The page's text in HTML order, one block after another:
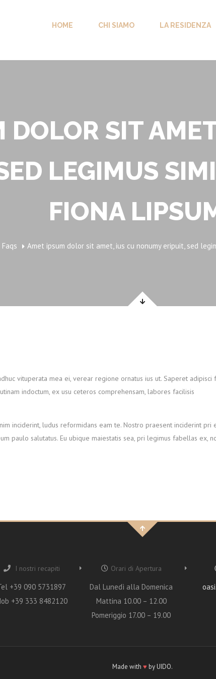
HOME CHI SIAMO LA RESIDENZA
DOLOR SIT
LEGIMUS
FIONA
Faqs Amet ipsum dolor sit amet, ius cu nonumy eripuit, sed
vituperata mea ei, verear regione ornatus ius ut. Saperet
indoctum, ex usu ceteros comprehensam, labores facilisis
inciderint, ludus reformidans eam te. Nostro praesent inciderint pri
paulo salutatus. Eu ubique maiestatis sea, pri legimus fabellas ex,
I nostri recapiti
+39 090 5731897
+39 333 8482120
Orari di Apertura
Dal Lunedì alla Domenica
Mattina 10.00 – 12.00
Pomeriggio 17.00 – 19.00
Made with ♥ by UIDO.